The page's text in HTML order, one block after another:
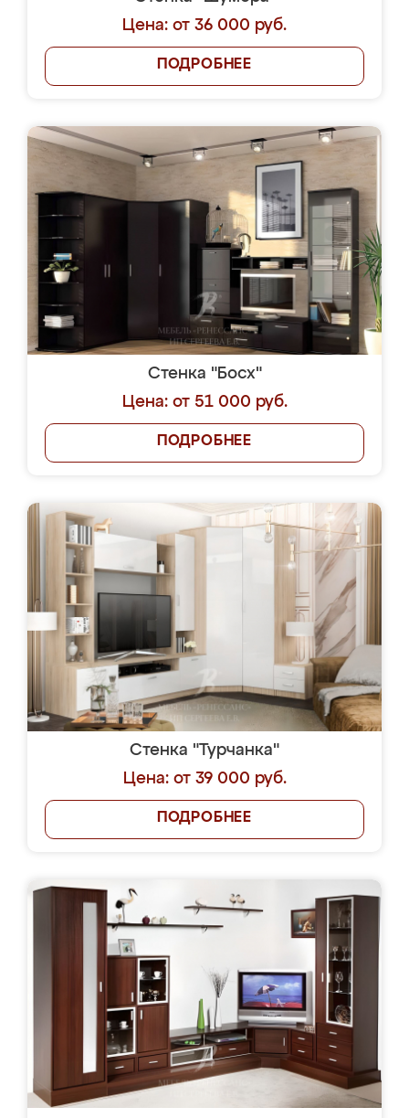
Цена: от 36 000 руб.
ПОДРОБНЕЕ
Стенка "Босх"
Цена: от 51 000 руб.
ПОДРОБНЕЕ
Стенка "Турчанка"
Цена: от 39 000 руб.
ПОДРОБНЕЕ